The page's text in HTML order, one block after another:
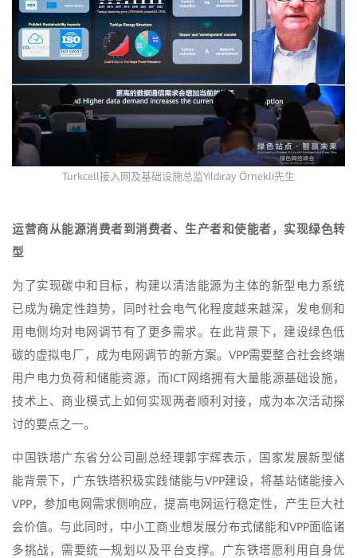
Turkcell接入网及基础设施总监Yıldıray Örnekli先生
运营商从能源消费者到消费者、生产者和使能者，实现绿色转
型
为了实现碳中和目标，构建以清洁能源为主体的新型电力系统
已成为确定性趋势，同时社会电气化程度越来越深，发电侧和
用电侧均对电网调节有了更多需求。在此背景下，建设绿色低
碳的虚拟电厂，成为电网调节的新方案。VPP需要整合社会终端
用户电力负荷和储能资源，而ICT网络拥有大量能源基础设施，
技术上、商业模式上如何实现两者顺利对接，成为本次活动探
讨的要点之一。
中国铁塔广东省分公司副总经理郭宇辉表示，国家发展新型储
能背景下，广东铁塔积极实践储能与VPP建设，将基站储能接入
VPP，参加电网需求侧响应，提高电网运行稳定性，产生巨大社
会价值。与此同时，中小工商业想发展分布式储能和VPP面临诸
多挑战，需要统一规划以及平台支撑。广东铁塔愿利用自身优